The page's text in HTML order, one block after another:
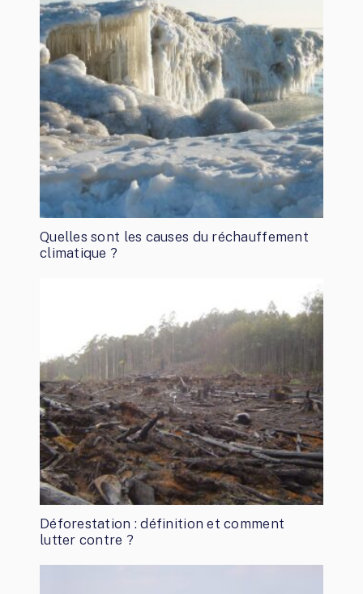
Quelles sont les causes du réchauffement
climatique ?
Déforestation : définition et comment
lutter contre ?